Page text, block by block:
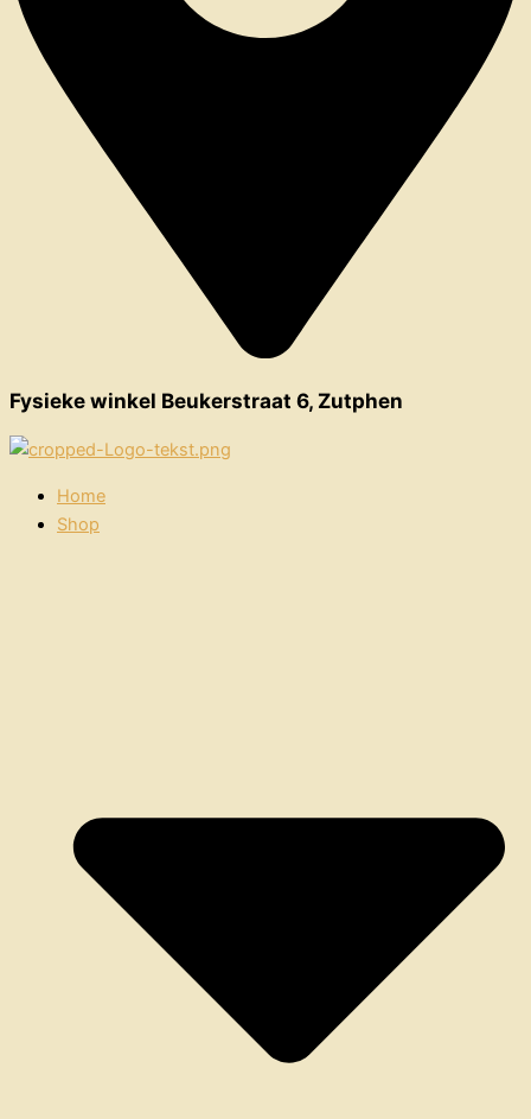
Fysieke winkel Beukerstraat 6, Zutphen
Home
Shop